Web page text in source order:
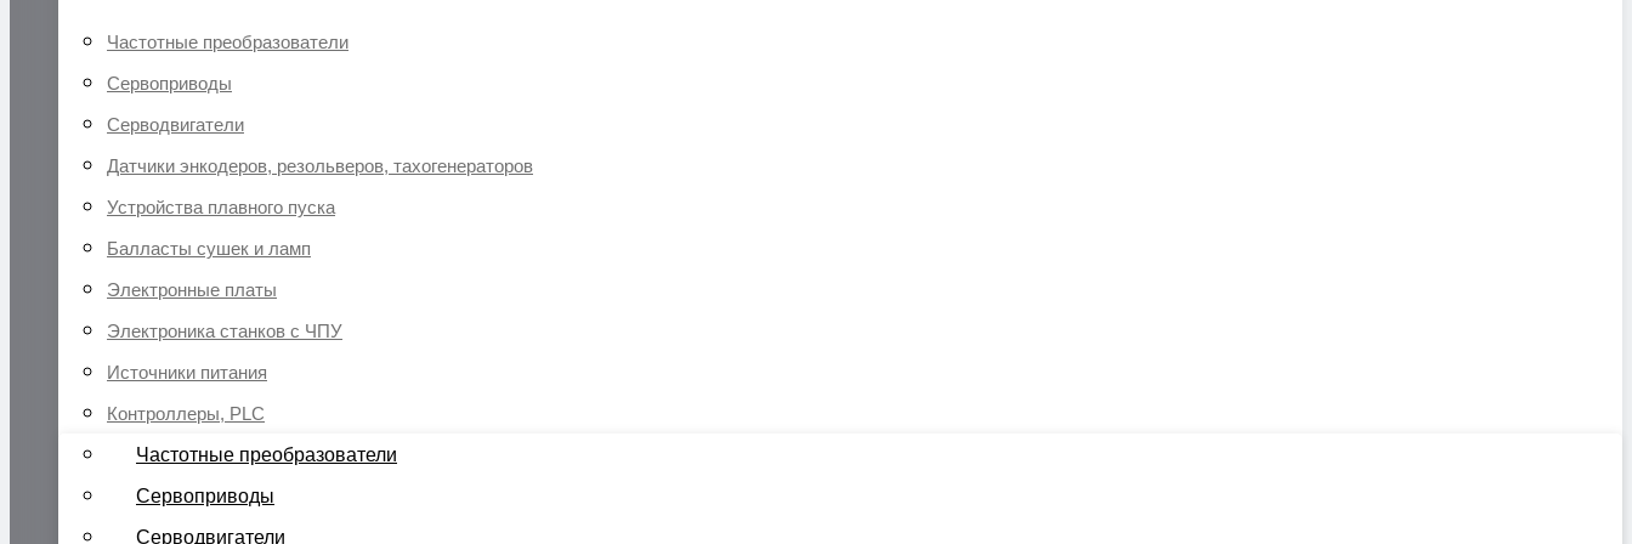
Частотные преобразователи
Сервоприводы
Серводвигатели
Датчики энкодеров, резольверов, тахогенераторов
Устройства плавного пуска
Балласты сушек и ламп
Электронные платы
Электроника станков с ЧПУ
Источники питания
Контроллеры, PLC
Частотные преобразователи
Сервоприводы
Серводвигатели